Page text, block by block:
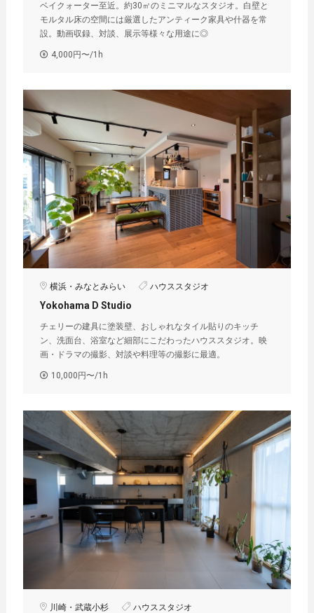
ベイクォーター至近。約30㎡のミニマルなスタジオ。白壁と
モルタル床の空間には厳選したアンティーク家具や什器を常
設。動画収録、対談、展示等様々な用途に◎
4,000円〜/1h
横浜・みなとみらい ハウススタジオ
Yokohama D Studio
チェリーの建具に塗装壁、おしゃれなタイル貼りのキッチ
ン、洗面台、浴室など細部にこだわったハウススタジオ。映
画・ドラマの撮影、対談や料理等の撮影に最適。
10,000円〜/1h
川崎・武蔵小杉 ハウススタジオ